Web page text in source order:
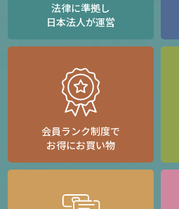
法律に準拠し
日本法人が運営
会員ランク制度で
お得にお買い物